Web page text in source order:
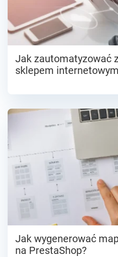
Jak zautomatyzować
sklepem
Jak wygenerować
na PrestaShop?